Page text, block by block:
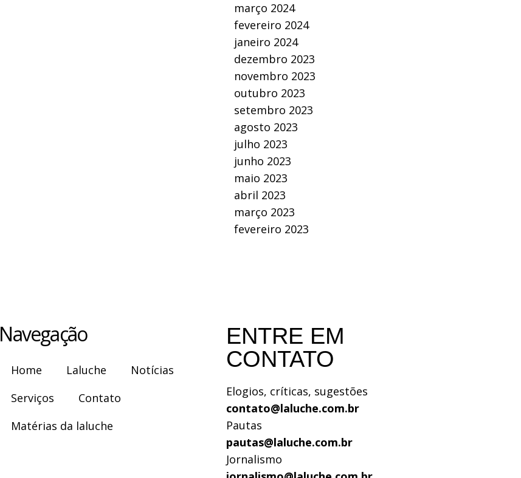
março 2024
fevereiro 2024
janeiro 2024
dezembro 2023
novembro 2023
outubro 2023
setembro 2023
agosto 2023
julho 2023
junho 2023
maio 2023
abril 2023
março 2023
fevereiro 2023
Navegação
Home Laluche
Notícias
Serviços
Contato
Matérias da laluche
ENTRE EM
CONTATO
Elogios, críticas, sugestões
contato@laluche.com.br
Pautas
pautas@laluche.com.br
Jornalismo